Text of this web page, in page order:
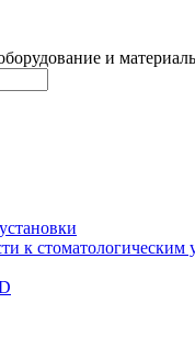
и
к стоматологическим